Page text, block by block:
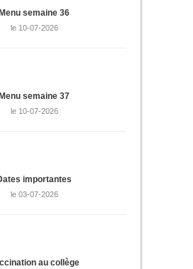
Menu semaine 36
le 10-07-2026
Menu semaine 37
le 10-07-2026
importantes
le 03-07-2026
au collège